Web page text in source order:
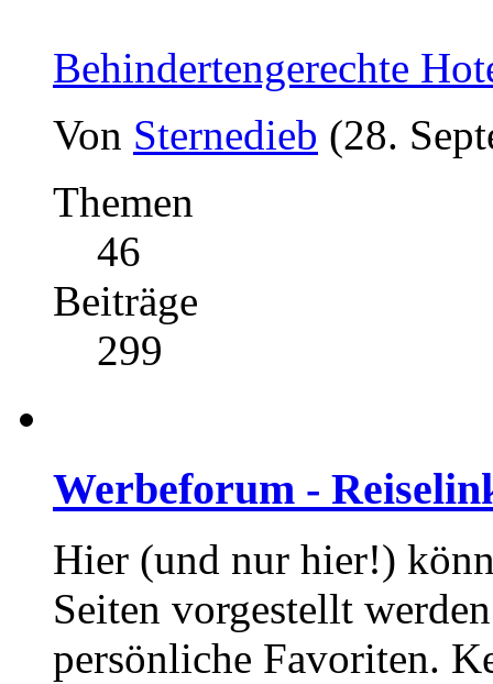
Behindertengerechte
Von Sternedieb (28.
Themen
46
Beiträge
299
Werbeforum -
Hier (und nur hier!)
Seiten vorgestellt
persönliche Favoriten.